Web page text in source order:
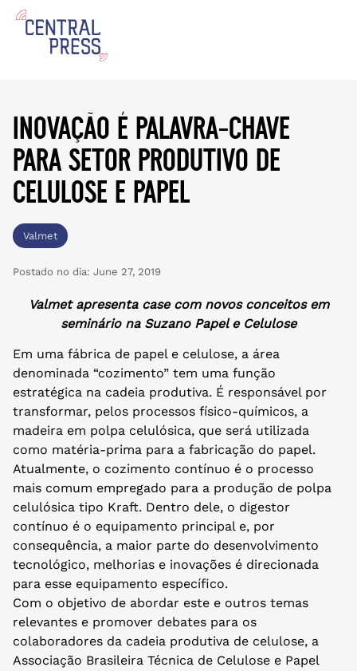
inovação é palavra-chave
para setor produtivo de
celulose e papel
Valmet
Postado no dia: June 27, 2019
Valmet apresenta case com novos conceitos em
seminário na Suzano Papel e Celulose
Em uma fábrica de papel e celulose, a área
denominada “cozimento” tem uma função
estratégica na cadeia produtiva. É responsável por
transformar, pelos processos físico-químicos, a
madeira em polpa celulósica, que será utilizada
como matéria-prima para a fabricação do papel.
Atualmente, o cozimento contínuo é o processo
mais comum empregado para a produção de polpa
celulósica tipo Kraft. Dentro dele, o digestor
contínuo é o equipamento principal e, por
consequência, a maior parte do desenvolvimento
tecnológico, melhorias e inovações é direcionada
para esse equipamento específico.
Com o objetivo de abordar este e outros temas
relevantes e promover debates para os
colaboradores da cadeia produtiva de celulose, a
Associação Brasileira Técnica de Celulose e Papel